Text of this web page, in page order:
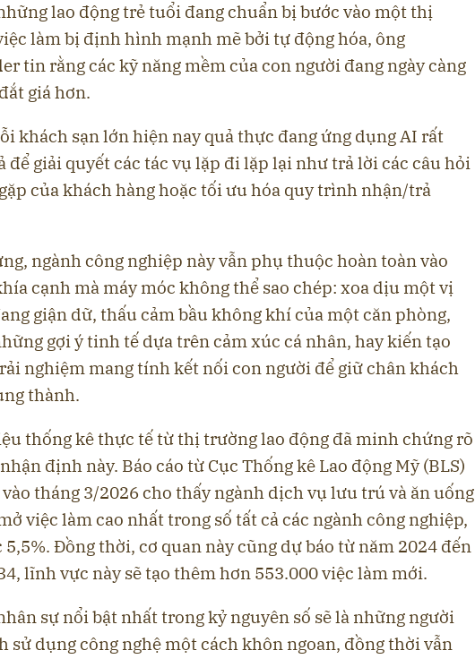
lao động trẻ tuổi đang chuẩn bị bước vào một thị
làm bị định hình mạnh mẽ bởi tự động hóa, ông
tin rằng các kỹ năng mềm của con người đang ngày càng
giá hơn.
khách sạn lớn hiện nay quả thực đang ứng dụng AI rất
để giải quyết các tác vụ lặp đi lặp lại như trả lời các câu hỏi
của khách hàng hoặc tối ưu hóa quy trình nhận/trả
ngành công nghiệp này vẫn phụ thuộc hoàn toàn vào
cạnh mà máy móc không thể sao chép: xoa dịu một vị
giận dữ, thấu cảm bầu không khí của một căn phòng,
gợi ý tinh tế dựa trên cảm xúc cá nhân, hay kiến tạo
nghiệm mang tính kết nối con người để giữ chân khách
thành.
thống kê thực tế từ thị trường lao động đã minh chứng rõ
định này. Báo cáo từ Cục Thống kê Lao động Mỹ (BLS)
tháng 3/2026 cho thấy ngành dịch vụ lưu trú và ăn uống
việc làm cao nhất trong số tất cả các ngành công nghiệp,
5,5%. Đồng thời, cơ quan này cũng dự báo từ năm 2024 đến
lĩnh vực này sẽ tạo thêm hơn 553.000 việc làm mới.
sự nổi bật nhất trong kỷ nguyên số sẽ là những người
sử dụng công nghệ một cách khôn ngoan, đồng thời vẫn